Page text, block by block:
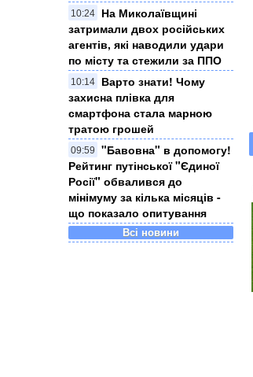
10:24
На Миколаївщині
затримали двох російських
агентів, які наводили удари
по місту та стежили за ППО
10:14
Варто знати! Чому
захисна плівка для
смартфона стала марною
тратою грошей
09:59
"Бавовна" в допомогу!
Рейтинг путінської "Єдиної
Росії" обвалився до
мінімуму за кілька місяців -
що показало опитування
Всі новини